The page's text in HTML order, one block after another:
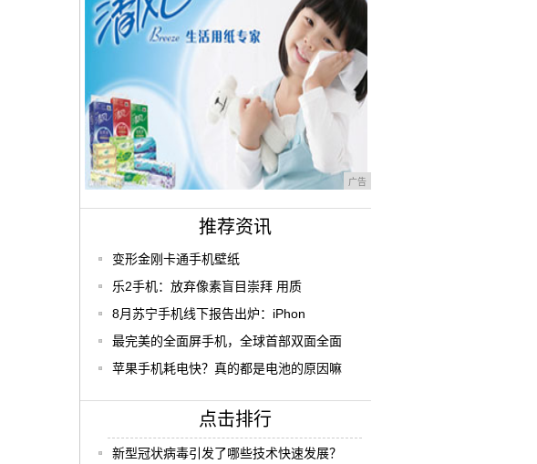
广告
推荐资讯
变形金刚卡通手机壁纸
乐2手机：放弃像素盲目崇拜 用质
8月苏宁手机线下报告出炉：iPhon
最完美的全面屏手机，全球首部双面全面
苹果手机耗电快？真的都是电池的原因嘛
点击排行
新型冠状病毒引发了哪些技术快速发展？